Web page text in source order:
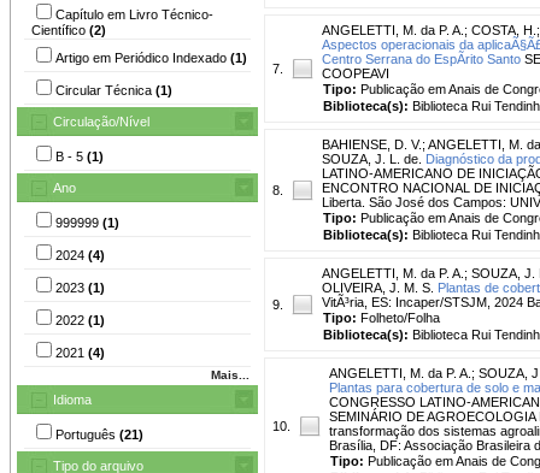
Capítulo em Livro Técnico-
Científico (2)
Artigo em Periódico Indexado (1)
Circular Técnica (1)
Circulação/Nível
B - 5 (1)
Ano
999999 (1)
2024 (4)
2023 (1)
2022 (1)
2021 (4)
Mais...
Idioma
Português (21)
Tipo do arquivo
7.
ANGELETTI, M. da P. A. ; COSTA, H.
Aspectos operacionais da
Centro Serrana do EspÃ­rito Santo
COOPEAVI
Tipo: Publicação em Anais de
Biblioteca(s): Biblioteca Rui
8.
BAHIENSE, D. V.; ANGELETTI, M.
SOUZA, J. L. de. Diagnóstico da
LATINO-AMERICANO DE
ENCONTRO NACIONAL DE
Liberta. São José dos Campos:
Tipo: Publicação em Anais de
Biblioteca(s): Biblioteca Rui
9.
ANGELETTI, M. da P. A. ; SOUZA, J.
OLIVEIRA, J. M. S. Plantas de
VitÃ³ria, ES: Incaper/STSJM, 2024
Tipo: Folheto/Folha
Biblioteca(s): Biblioteca Rui
10.
ANGELETTI, M. da P. A. ; SOUZA,
Plantas para cobertura de solo e
CONGRESSO LATINO-
SEMINÁRIO DE
transformação dos sistemas
Brasília, DF: Associação Brasileira
Tipo: Publicação em Anais de